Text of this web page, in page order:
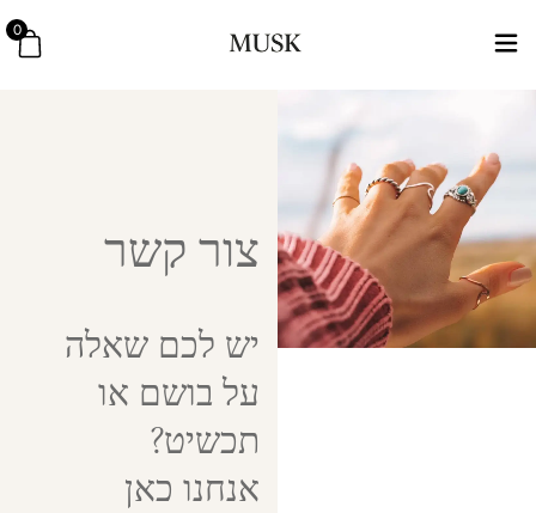
0
צור קשר
יש לכם שאלה
על בושם או
תכשיט?
אנחנו כאן